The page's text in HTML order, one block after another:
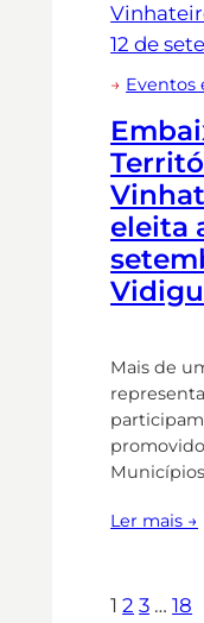
→ Eventos
eleita
Mais de
Ler mais →
1 2 3 … 18